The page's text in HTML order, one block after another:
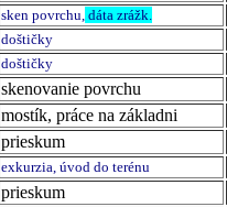
sken povrchu, dáta zrážk.
doštičky
doštičky
skenovanie povrchu
mostík, práce na základni
prieskum
exkurzia, úvod do terénu
prieskum